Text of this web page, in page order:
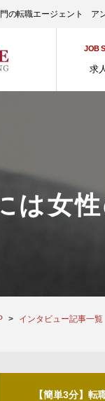
の転職エージェント ア
JOB
求
は女
インタビュー記事一覧
【簡単3分】転